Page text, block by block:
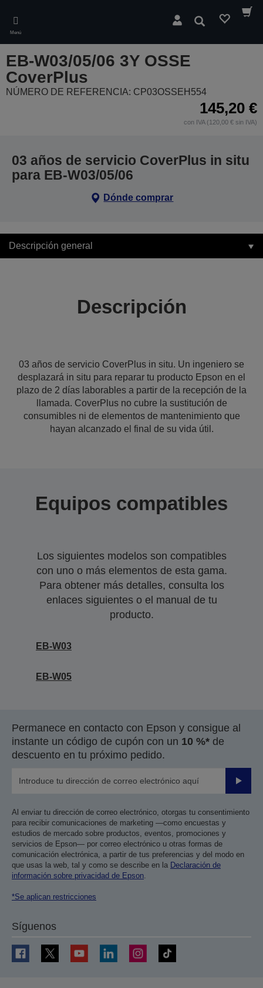
main
content
Menú
Buscar
EB-W03/05/06 3Y OSSE
CoverPlus
NÚMERO DE REFERENCIA: CP03OSSEH554
145,20 €
con IVA (120,00 € sin IVA)
03 años de servicio CoverPlus in situ
para EB-W03/05/06
Dónde comprar
Descripción general
Descripción
03 años de servicio CoverPlus in situ. Un ingeniero se
desplazará in situ para reparar tu producto Epson en el
plazo de 2 días laborables a partir de la recepción de la
llamada. CoverPlus no cubre la sustitución de
consumibles ni de elementos de mantenimiento que
hayan alcanzado el final de su vida útil.
Equipos compatibles
Los siguientes modelos son compatibles
con uno o más elementos de esta gama.
Para obtener más detalles, consulta los
enlaces siguientes o el manual de tu
producto.
EB-W03
EB-W05
Permanece en contacto con Epson y consigue al
instante un código de cupón con un 10 %* de
descuento en tu próximo pedido.
Enviar
Al enviar tu dirección de correo electrónico, otorgas tu consentimiento
para recibir comunicaciones de marketing —como encuestas y
estudios de mercado sobre productos, eventos, promociones y
servicios de Epson— por correo electrónico u otras formas de
comunicación electrónica, a partir de tus preferencias y del modo en
que usas la web, tal y como se describe en la Declaración de
información sobre privacidad de Epson.
*Se aplican restricciones
Síguenos